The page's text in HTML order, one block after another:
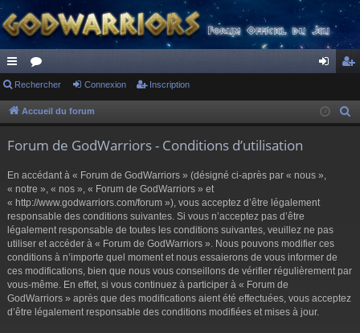
ac
co
s
or
u ne cri
Rechercher Connexion Inscription
Accueil du forum
Forum de GodWarriors - Conditions d’utilisation
En accédant à « Forum de GodWarriors » (désigné ci-après par « nous »,
« notre », « nos », « Forum de GodWarriors » et
« http://www.godwarriors.com/forum »), vous acceptez d’être légalement
responsable des conditions suivantes. Si vous n’acceptez pas d’être
légalement responsable de toutes les conditions suivantes, veuillez ne pas
utiliser et accéder à « Forum de GodWarriors ». Nous pouvons modifier ces
conditions à n’importe quel moment et nous essaierons de vous informer de
ces modifications, bien que nous vous conseillons de vérifier régulièrement par
vous-même. En effet, si vous continuez à participer à « Forum de
GodWarriors » après que des modifications aient été effectuées, vous acceptez
d’être légalement responsable des conditions modifiées et mises à jour.